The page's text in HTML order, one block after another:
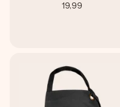
19,99